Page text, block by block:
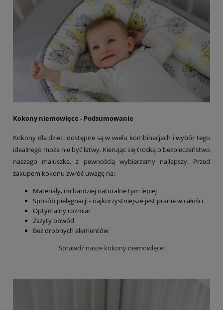
Kokony niemowlęce - Podsumowanie
Kokony dla dzieci dostępne są w wielu kombinacjach i wybór tego
idealnego może nie być łatwy. Kierując się troską o bezpieczeństwo
naszego maluszka, z pewnością wybierzemy najlepszy. Przed
zakupem kokonu zwróć uwagę na:
Materiały, im bardziej naturalne tym lepiej
Sposób pielęgnacji - najkorzystniejsze jest pranie w całości
Optymalny rozmiar
Zszyty obwód
Bez drobnych elementów
Sprawdź nasze kokony niemowlęce!